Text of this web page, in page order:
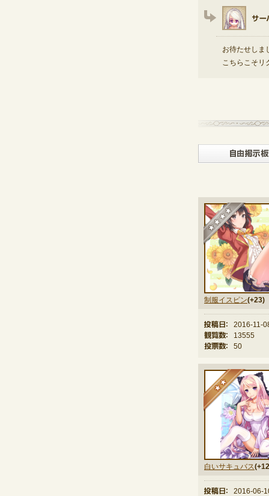
お待たせしま
こちらこそ
制服イスピン(+23)
投稿日：
2016-11-
観覧数：
13555
投票数：
50
白いサキュバス
★★
投稿日：
2016-06-